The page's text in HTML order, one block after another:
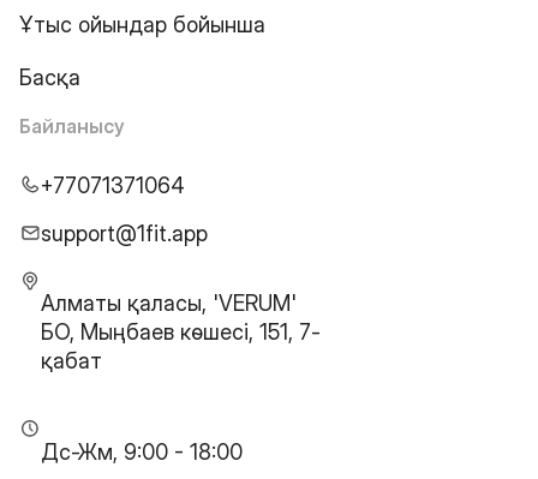
Ұтыс ойындар бойынша
Басқа
Байланысу
+77071371064
support@1fit.app
Алматы қаласы, 'VERUM'
БО, Мыңбаев көшесі, 151, 7-
қабат
Дс-Жм, 9:00 - 18:00